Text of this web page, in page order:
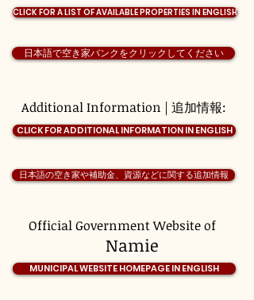
日本語で空き家バンクをクリックしてください
Additional Information | 追加情報:
CLICK FOR A LIST OF AVAILABLE PROPERTIES IN ENGLISH
CLICK FOR ADDITIONAL INFORMATION IN ENGLISH
Official Government Website of
日本語の空き家や補助金、資源などに関する追加情報
Namie
MUNICIPAL WEBSITE HOMEPAGE IN ENGLISH